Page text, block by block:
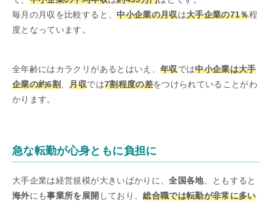
毎月の月収を比較すると、中小企業の月収は大手企業の71％程
度となっています。
全年齢にはカラクリがあるとはいえ、 年収では中小企業は大手
企業の約6割 、月収では7割程度の差をつけられていることがわ
かります。
急な転勤が心身ともに負担に
大手企業は経営規模が大きいばかりに、全国各地、ともすると
海外にも事業所を展開 しており、総合職では転勤が非常に多い